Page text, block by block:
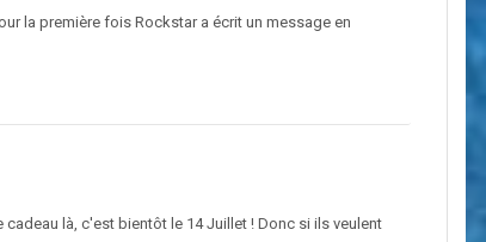
la première fois Rockstar a écrit un message en
là, c'est bientôt le 14 Juillet ! Donc si ils veulent